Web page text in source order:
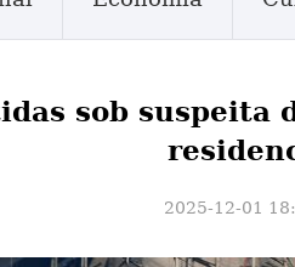
sob
2025-12-01